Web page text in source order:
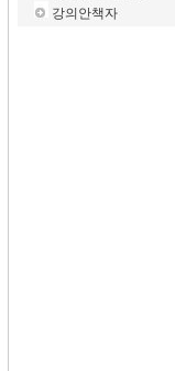
강의안책자